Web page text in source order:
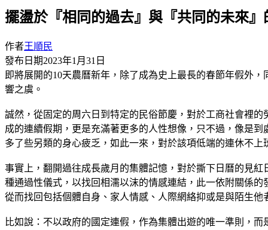
擺盪於『相同的過去』與『共同的未來
作者王順民
發布日期2023年1月31日
即將展開的10天農曆新年，除了成為史上最長的春節年假外
響之虞。
誠然，從固定的周六日到特定的民俗節慶，對於工商社會裡
成的連續假期，更是充滿著更多的人性想像，只不過，像是
多了些另類的身心疲乏，如此一來，對於該項低端的連休不
事實上，翻開過往成長歲月的集體記憶，對於撕下日曆的見
種通過性儀式，以找回相濡以沫的情感連結，此一依附關係
從而找回包括個體自身、家人情感、人際網絡抑或是與陌生
比如說：不以政府的國定連假，作為集體出遊的唯一準則，